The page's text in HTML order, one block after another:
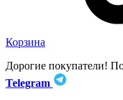
Корзина
Дорогие покупатели!
Telegram